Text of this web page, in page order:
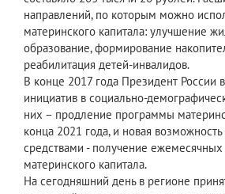
направлений, по которым можно
материнского капитала: улучшение
образование, формирование
реабилитация детей-инвалидов.
В конце 2017 года Президент России
инициатив в социально-
них – продление программы
конца 2021 года, и новая
средствами - получение ежемесячных
материнского капитала.
На сегодняшний день в регионе